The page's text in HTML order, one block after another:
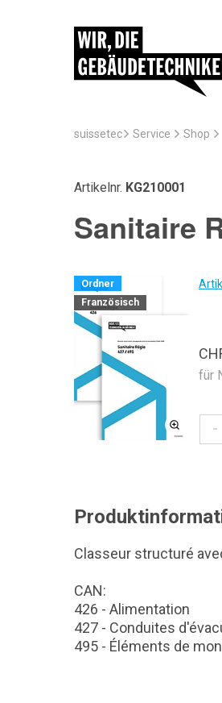
suissetec Service Shop
Artikelnr. KG210001
Sanitaire
Ordner
Französisch
für
-
Classeur structuré
CAN:
426 - Alimentation
427 - Conduites
495 - Éléments de